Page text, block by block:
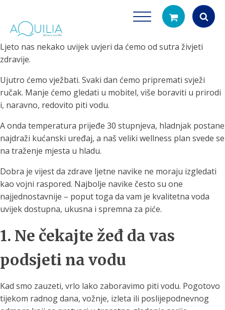
Products
Ljeto nas nekako uvijek uvjeri da ćemo od sutra živjeti
zdravije.
Ujutro ćemo vježbati. Svaki dan ćemo pripremati svježi
ručak. Manje ćemo gledati u mobitel, više boraviti u prirodi
i, naravno, redovito piti vodu.
A onda temperatura prijeđe 30 stupnjeva, hladnjak postane
najdraži kućanski uređaj, a naš veliki wellness plan svede se
na traženje mjesta u hladu.
Dobra je vijest da zdrave ljetne navike ne moraju izgledati
kao vojni raspored. Najbolje navike često su one
najjednostavnije – poput toga da vam je kvalitetna voda
uvijek dostupna, ukusna i spremna za piće.
1. Ne čekajte žeđ da vas
podsjeti na vodu
Kad smo zauzeti, vrlo lako zaboravimo piti vodu. Pogotovo
tijekom radnog dana, vožnje, izleta ili poslijepodnevnog
filtriranje vode za tuširanje
Potpuno prijenosno
čistu vodu za